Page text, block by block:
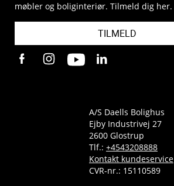
møbler og boliginteriør. Tilmeld dig her.
TILMELD
A/S Daells Bolighus
Ejby Industrivej 27
2600 Glostrup
Tlf.: +4543208888
Kontakt kundeservice
CVR-nr.: 15110589